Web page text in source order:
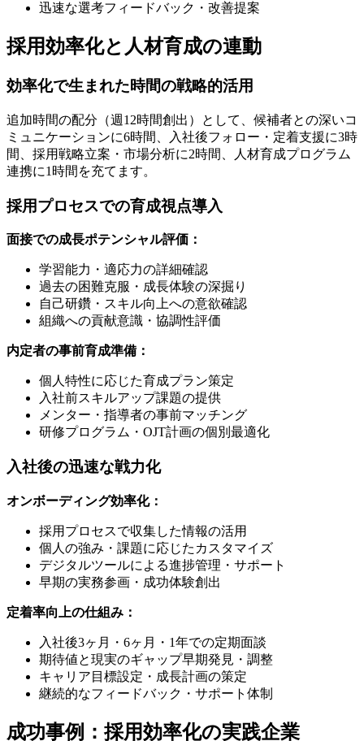
迅速な選考フィードバック・改善提案
採用効率化と人材育成の連動
効率化で生まれた時間の戦略的活用
追加時間の配分（週12時間創出）として、候補者との深いコ
ミュニケーションに6時間、入社後フォロー・定着支援に3時
間、採用戦略立案・市場分析に2時間、人材育成プログラム
連携に1時間を充てます。
採用プロセスでの育成視点導入
面接での成長ポテンシャル評価：
学習能力・適応力の詳細確認
過去の困難克服・成長体験の深掘り
自己研鑽・スキル向上への意欲確認
組織への貢献意識・協調性評価
内定者の事前育成準備：
個人特性に応じた育成プラン策定
入社前スキルアップ課題の提供
メンター・指導者の事前マッチング
研修プログラム・OJT計画の個別最適化
入社後の迅速な戦力化
オンボーディング効率化：
採用プロセスで収集した情報の活用
個人の強み・課題に応じたカスタマイズ
デジタルツールによる進捗管理・サポート
早期の実務参画・成功体験創出
定着率向上の仕組み：
入社後3ヶ月・6ヶ月・1年での定期面談
期待値と現実のギャップ早期発見・調整
キャリア目標設定・成長計画の策定
継続的なフィードバック・サポート体制
成功事例：採用効率化の実践企業